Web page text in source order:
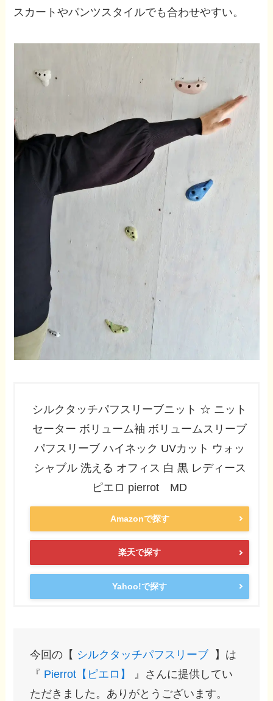
スカートやパンツスタイルでも合わせやすい。
シルクタッチパフスリーブニット ☆ ニット
セーター ボリューム袖 ボリュームスリーブ
パフスリーブ ハイネック UVカット ウォッ
シャブル 洗える オフィス 白 黒 レディース
ピエロ pierrot MD
Amazonで探す
楽天で探す
Yahoo!で探す
今回の【 シルクタッチパフスリーブ 】は
『 Pierrot【ピエロ】
』さんに提供してい
ただきました。ありがとうございます。